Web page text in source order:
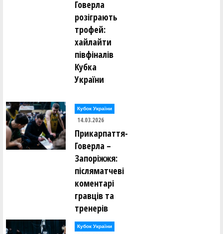
Говерла
розіграють
трофей:
хайлайти
півфіналів
Кубка
України
Кубок України
14.03.2026
Прикарпаття-
Говерла –
Запоріжжя:
післяматчеві
коментарі
гравців та
тренерів
Кубок України